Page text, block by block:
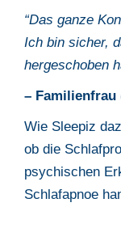
“Das ganze
Ich bin sicher,
hergeschoben
– Familienfrau
Wie Sleepiz
ob die
psychischen
Schlafapnoe